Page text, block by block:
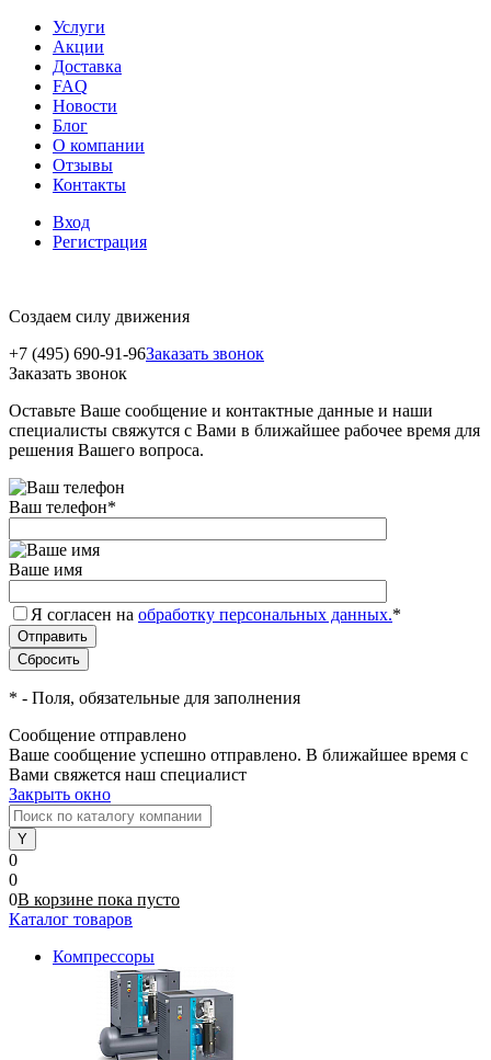
Услуги
Акции
Доставка
FAQ
Новости
Блог
О компании
Отзывы
Контакты
Вход
Регистрация
Создаем силу движения
+7 (495) 690-91-96Заказать звонок
Заказать звонок
Оставьте Ваше сообщение и контактные данные и наши
специалисты свяжутся с Вами в ближайшее рабочее время для
решения Вашего вопроса.
Ваш телефон*
Ваше имя
Я согласен на обработку персональных данных.*
* - Поля, обязательные для заполнения
Сообщение отправлено
Ваше сообщение успешно отправлено. В ближайшее время с
Вами свяжется наш специалист
Закрыть окно
0
0
0В корзине пока пусто
Каталог товаров
Компрессоры